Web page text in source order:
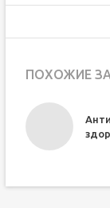
ПОХОЖИЕ